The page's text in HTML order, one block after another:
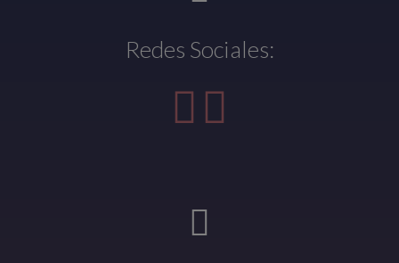
Redes Sociales: